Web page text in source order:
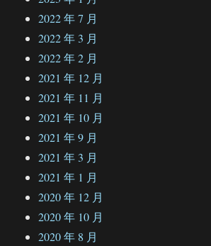
2022 年 7 月
2022 年 3 月
2022 年 2 月
2021 年 12 月
2021 年 11 月
2021 年 10 月
2021 年 9 月
2021 年 3 月
2021 年 1 月
2020 年 12 月
2020 年 10 月
2020 年 8 月